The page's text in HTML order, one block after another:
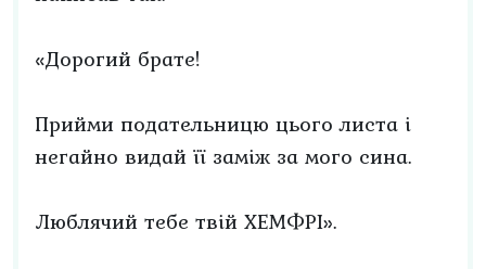
«Дорогий брате!
Прийми подательницю цього листа і
негайно видай її заміж за мого сина.
Люблячий тебе твій ХЕМФРІ».